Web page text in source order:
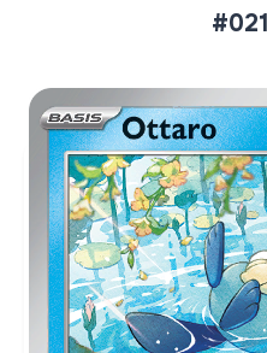
Aktueller